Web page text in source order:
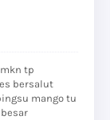
tp
bersalut
mango tu